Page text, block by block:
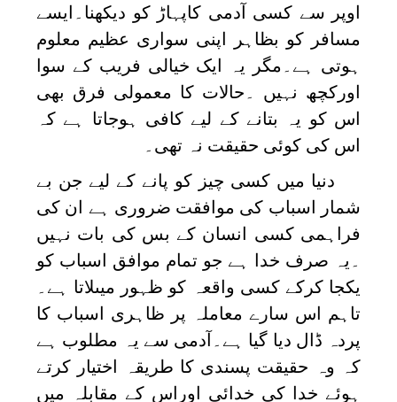
اوپر سے کسی آدمی کاپہاڑ کو دیکھنا۔ایسے
مسافر کو بظاہر اپنی سواری عظیم معلوم
ہوتی ہے۔مگر یہ ایک خیالی فریب کے سوا
اورکچھ نہیں ۔حالات کا معمولی فرق بھی
اس کو یہ بتانے کے لیے کافی ہوجاتا ہے کہ
اس کی کوئی حقیقت نہ تھی۔
دنیا میں کسی چیز کو پانے کے لیے جن بے
شمار اسباب کی موافقت ضروری ہے ان کی
فراہمی کسی انسان کے بس کی بات نہیں
۔یہ صرف خدا ہے جو تمام موافق اسباب کو
یکجا کرکے کسی واقعہ کو ظہور میںلاتا ہے۔
تاہم اس سارے معاملہ پر ظاہری اسباب کا
پردہ ڈال دیا گیا ہے۔آدمی سے یہ مطلوب ہے
کہ وہ حقیقت پسندی کا طریقہ اختیار کرتے
ہوئے خدا کی خدائی اوراس کے مقابلہ میں